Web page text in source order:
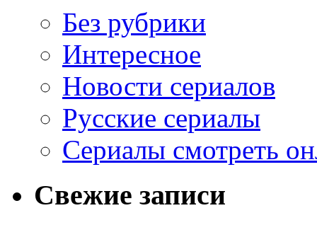
Без рубрики
Интересное
Новости сериалов
Русские сериалы
Сериалы смотреть
Свежие записи